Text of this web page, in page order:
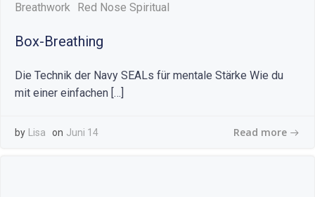
Breathwork Red Nose Spiritual
Box-Breathing
Die Technik der Navy SEALs für mentale Stärke Wie du
mit einer einfachen […]
by Lisa on Juni 14 Read more